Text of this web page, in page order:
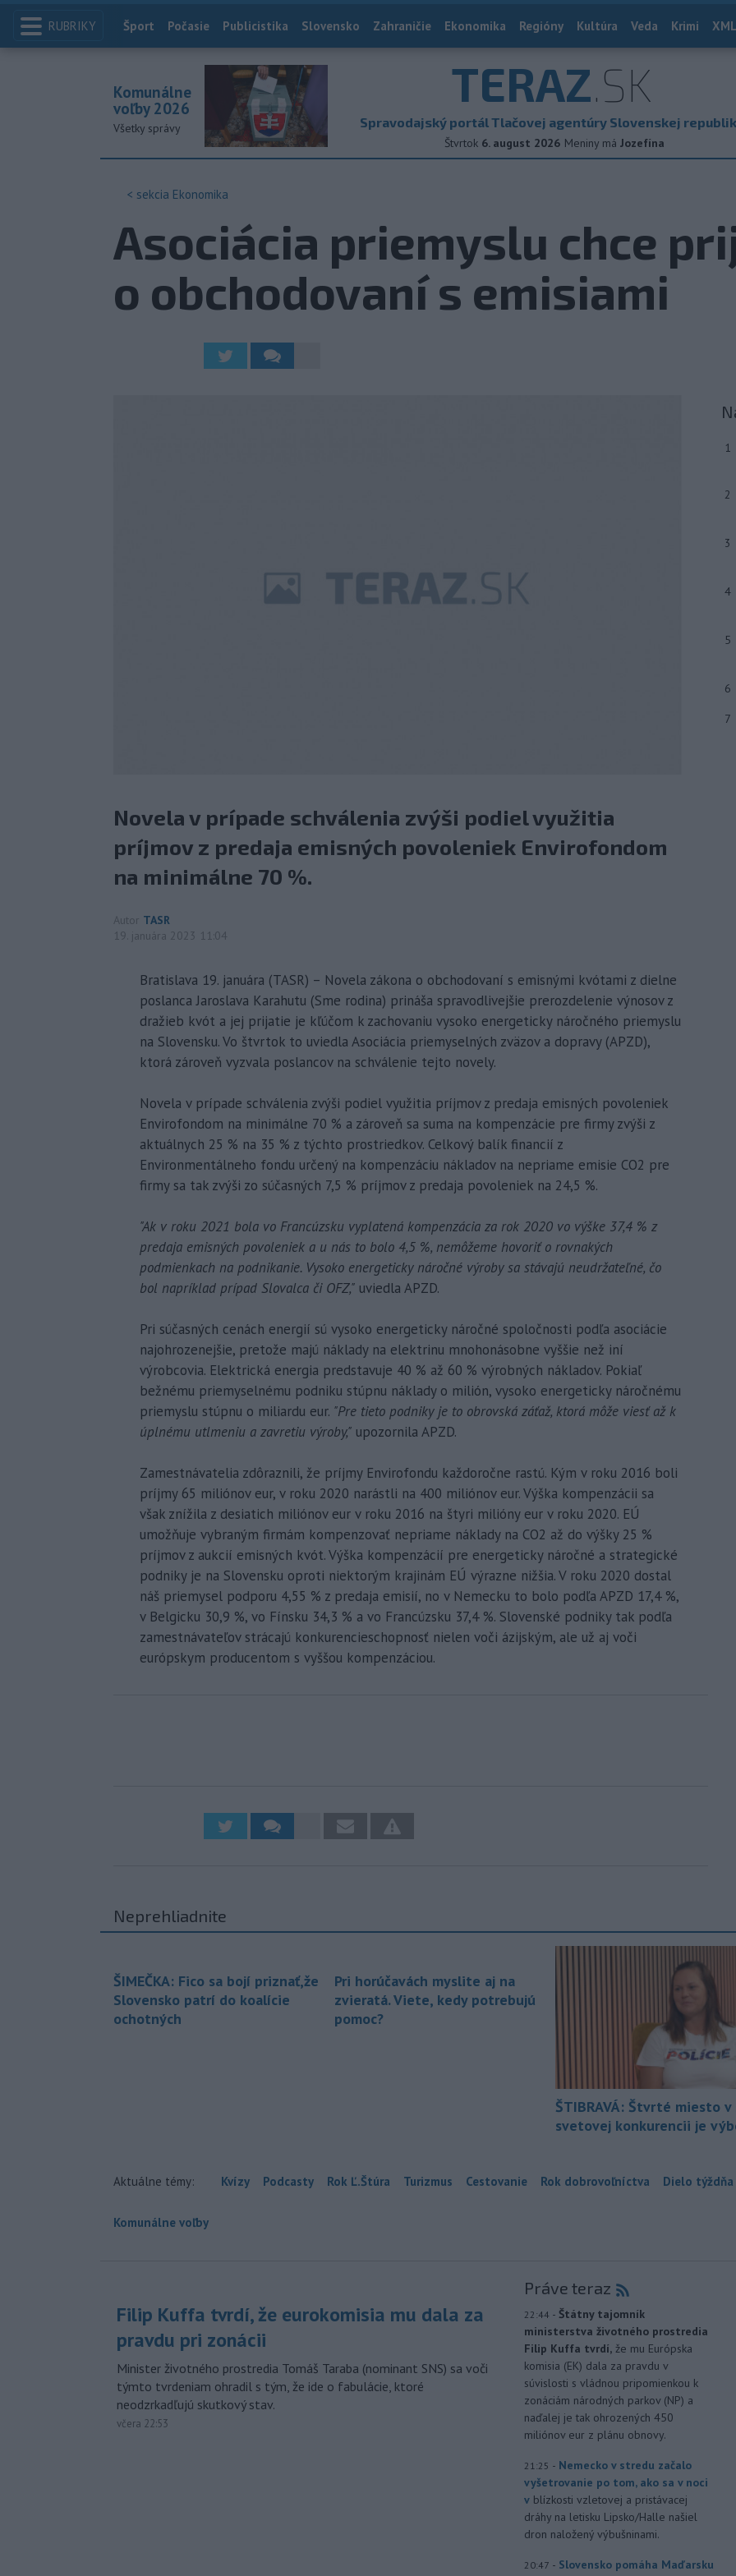
RUBRIKY Index
Šport Počasie Publicistika Slovensko Zahraničie Ekonomika Regióny Kultúra Veda Krimi
TERAZ.SK
Spravodajský portál Tlačovej agentúry Slovenskej
Štvrtok 6. august 2026 Meniny má Jozefína
Komunálne
voľby 2026
Všetky správy
< sekcia Ekonomika
Asociácia priemyslu chce
o obchodovaní s emisiami
Novela v prípade schválenia zvýši podiel využitia
príjmov z predaja emisných povoleniek Envirofondom
na minimálne 70 %.
Autor TASR
19. januára 2023 11:04
Bratislava 19. januára (TASR) – Novela zákona o obchodovaní s emisnými kvótami z dielne
poslanca Jaroslava Karahutu (Sme rodina) prináša spravodlivejšie prerozdelenie výnosov z
dražieb kvót a jej prijatie je kľúčom k zachovaniu vysoko energeticky náročného priemyslu
na Slovensku. Vo štvrtok to uviedla Asociácia priemyselných zväzov a dopravy (APZD),
ktorá zároveň vyzvala poslancov na schválenie tejto novely.
Novela v prípade schválenia zvýši podiel využitia príjmov z predaja emisných povoleniek
Envirofondom na minimálne 70 % a zároveň sa suma na kompenzácie pre firmy zvýši z
aktuálnych 25 % na 35 % z týchto prostriedkov. Celkový balík financií z
Environmentálneho fondu určený na kompenzáciu nákladov na nepriame emisie CO2 pre
firmy sa tak zvýši zo súčasných 7,5 % príjmov z predaja povoleniek na 24,5 %.
"Ak v roku 2021 bola vo Francúzsku vyplatená kompenzácia za rok 2020 vo výške 37,4 % z
predaja emisných povoleniek a u nás to bolo 4,5 %, nemôžeme hovoriť o rovnakých
podmienkach na podnikanie. Vysoko energeticky náročné výroby sa stávajú neudržateľné, čo
bol napríklad prípad Slovalca či OFZ," uviedla APZD.
Pri súčasných cenách energií sú vysoko energeticky náročné spoločnosti podľa asociácie
najohrozenejšie, pretože majú náklady na elektrinu mnohonásobne vyššie než iní
výrobcovia. Elektrická energia predstavuje 40 % až 60 % výrobných nákladov. Pokiaľ
bežnému priemyselnému podniku stúpnu náklady o milión, vysoko energeticky náročnému
priemyslu stúpnu o miliardu eur. "Pre tieto podniky je to obrovská záťaž, ktorá môže viesť až k
úplnému utlmeniu a zavretiu výroby," upozornila APZD.
Zamestnávatelia zdôraznili, že príjmy Envirofondu každoročne rastú. Kým v roku 2016 boli
príjmy 65 miliónov eur, v roku 2020 narástli na 400 miliónov eur. Výška kompenzácii sa
však znížila z desiatich miliónov eur v roku 2016 na štyri milióny eur v roku 2020. EÚ
umožňuje vybraným firmám kompenzovať nepriame náklady na CO2 až do výšky 25 %
príjmov z aukcií emisných kvót. Výška kompenzácií pre energeticky náročné a strategické
podniky je na Slovensku oproti niektorým krajinám EÚ výrazne nižšia. V roku 2020 dostal
náš priemysel podporu 4,55 % z predaja emisií, no v Nemecku to bolo podľa APZD 17,4 %,
v Belgicku 30,9 %, vo Fínsku 34,3 % a vo Francúzsku 37,4 %. Slovenské podniky tak podľa
zamestnávateľov strácajú konkurencieschopnosť nielen voči ázijským, ale už aj voči
európskym producentom s vyššou kompenzáciou.
1
2
3
4
5
6
7
Neprehliadnite
ŠIMEČKA: Fico sa bojí priznať,že
Slovensko patrí do koalície
ochotných
Pri horúčavách myslite aj na
zvieratá. Viete, kedy potrebujú
pomoc?
ŠTIBRAVÁ: Štvrté miesto
svetovej konkurencii je
Aktuálne témy: Kvízy Podcasty Rok Ľ.Štúra Turizmus Cestovanie Rok dobrovoľníctva Dielo týždňa
Komunálne voľby
Filip Kuffa tvrdí, že eurokomisia mu dala za
pravdu pri zonácii
Minister životného prostredia Tomáš Taraba (nominant SNS) sa voči
týmto tvrdeniam ohradil s tým, že ide o fabulácie, ktoré
neodzrkadľujú skutkový stav.
včera 22:53
Práve teraz
22:44 - Štátny tajomník
ministerstva životného prostredia
Filip Kuffa tvrdí, že mu Európska
komisia (EK) dala za pravdu v
súvislosti s vládnou pripomienkou k
zonáciám národných parkov (NP) a
naďalej je tak ohrozených 450
miliónov eur z plánu obnovy.
21:25 - Nemecko v stredu začalo
vyšetrovanie po tom, ako sa v noci
v blízkosti vzletovej a pristávacej
dráhy na letisku Lipsko/Halle našiel
dron naložený výbušninami.
20:47 - Slovensko pomáha Maďarsku